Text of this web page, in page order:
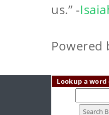
us.” -
Powered
Lookup a word